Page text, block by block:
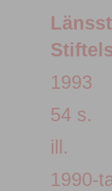
1993
54 s.
ill.
1990-